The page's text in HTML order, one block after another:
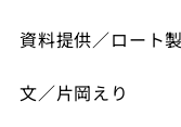
資料提供／ロート
文／片岡えり